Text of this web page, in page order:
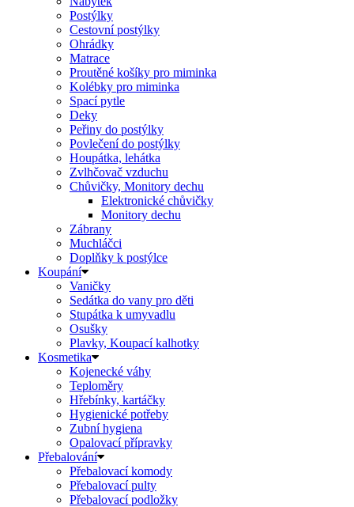
Postýlky
Cestovní postýlky
Ohrádky
Matrace
Proutěné košíky pro miminka
Kolébky pro miminka
Spací pytle
Deky
Peřiny do postýlky
Povlečení do postýlky
Houpátka, lehátka
Zvlhčovač vzduchu
Chůvičky, Monitory dechu
Elektronické chůvičky
Monitory dechu
Zábrany
Muchláčci
Doplňky k postýlce
Koupání
Vaničky
Sedátka do vany pro děti
Stupátka k umyvadlu
Osušky
Plavky, Koupací kalhotky
Kosmetika
Kojenecké váhy
Teploměry
Hřebínky, kartáčky
Hygienické potřeby
Zubní hygiena
Opalovací přípravky
Přebalování
Přebalovací komody
Přebalovací pulty
Přebalovací podložky